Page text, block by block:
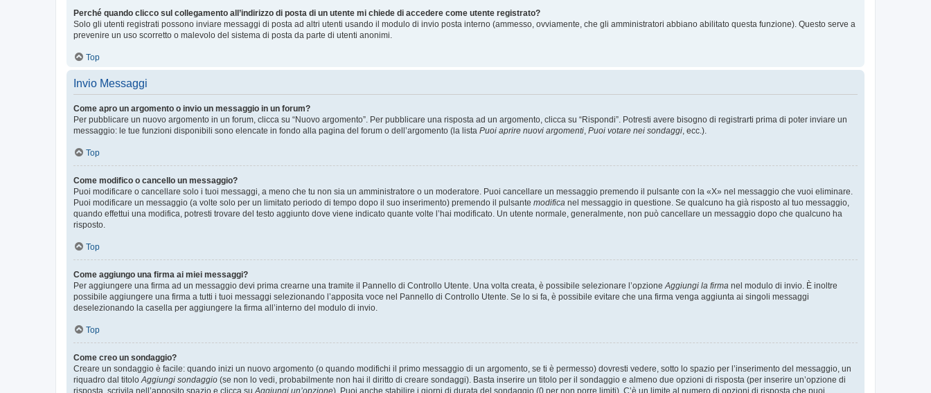
Perché quando clicco sul collegamento all’indirizzo di posta di un utente mi chiede di accedere come utente registrato?
Solo gli utenti registrati possono inviare messaggi di posta ad altri utenti usando il modulo di invio posta interno (ammesso, ovviamente, che gli amministratori abbiano abilitato questa funzione). Questo serve a
prevenire un uso scorretto o malevolo del sistema di posta da parte di utenti anonimi.
Top
Invio Messaggi
Come apro un argomento o invio un messaggio in un forum?
Per pubblicare un nuovo argomento in un forum, clicca su “Nuovo argomento”. Per pubblicare una risposta ad un argomento, clicca su “Rispondi”. Potresti avere bisogno di registrarti prima di poter inviare un
messaggio: le tue funzioni disponibili sono elencate in fondo alla pagina del forum o dell’argomento (la lista Puoi aprire nuovi argomenti, Puoi votare nei sondaggi, ecc.).
Top
Come modifico o cancello un messaggio?
Puoi modificare o cancellare solo i tuoi messaggi, a meno che tu non sia un amministratore o un moderatore. Puoi cancellare un messaggio premendo il pulsante con la «X» nel messaggio che vuoi eliminare.
Puoi modificare un messaggio (a volte solo per un limitato periodo di tempo dopo il suo inserimento) premendo il pulsante modifica nel messaggio in questione. Se qualcuno ha già risposto al tuo messaggio,
quando effettui una modifica, potresti trovare del testo aggiunto dove viene indicato quante volte l’hai modificato. Un utente normale, generalmente, non può cancellare un messaggio dopo che qualcuno ha
risposto.
Top
Come aggiungo una firma ai miei messaggi?
Per aggiungere una firma ad un messaggio devi prima crearne una tramite il Pannello di Controllo Utente. Una volta creata, è possibile selezionare l’opzioneAggiungi la firma nel modulo di invio. È inoltre
possibile aggiungere una firma a tutti i tuoi messaggi selezionando l’apposita voce nel Pannello di Controllo Utente. Se lo si fa, è possibile evitare che una firma venga aggiunta ai singoli messaggi
deselezionando la casella per aggiungere la firma all’interno del modulo di invio.
Top
Come creo un sondaggio?
Creare un sondaggio è facile: quando inizi un nuovo argomento (o quando modifichi il primo messaggio di un argomento, se ti è permesso) dovresti vedere, sotto lo spazio per l’inserimento del messaggio, un
riquadro dal titoloAggiungi sondaggio (se non lo vedi, probabilmente non hai il diritto di creare sondaggi). Basta inserire un titolo per il sondaggio e almeno due opzioni di risposta (per inserire un’opzione di
risposta, scrivila nell’apposito spazio e clicca su Aggiungi un’opzione). Puoi anche stabilire i giorni di durata del sondaggio (0 per non porre limiti). C’è un limite al numero di opzioni di risposta che puoi